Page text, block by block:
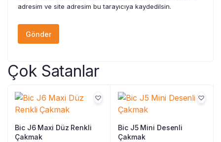
adresim ve site adresim bu tarayıcıya kaydedilsin.
Çok Satanlar
Bic J6 Maxi Düz Renkli
Çakmak
Bic J5 Mini Desenli
Çakmak